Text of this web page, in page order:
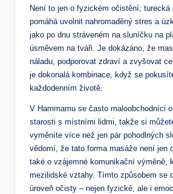
Není to jen o fyzickém‍ očistění; turecká
pomáhá uvolnit nahromaděný⁢ stres a
jako po dnu⁣ stráveném‌ na sluníčku ⁢na
úsměvem na tváři. Je ‍dokázáno, že
náladu, podporovat zdraví a‍ zvyšovat
je dokonalá kombinace, když se
každodenním životě.
V Hammamu se často maloobchodníci
starosti s místními lidmi, takže si
vyměníte více než jen pár⁢ pohodlných⁤
vědomí,‌ že​ tato forma masáže není jen
také o vzájemné komunikační výměně,
mezilidské vztahy. Tímto způsobem ​se
úroveň očisty – nejen fyzické, ale i